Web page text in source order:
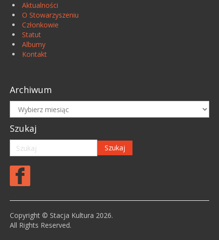
Aktualności
O Stowarzyszeniu
Członkowie
Statut
Albumy
Kontakt
Archiwum
Archiwum
Szukaj
Copyright © Stacja Kultura 2026.
All Rights Reserved.